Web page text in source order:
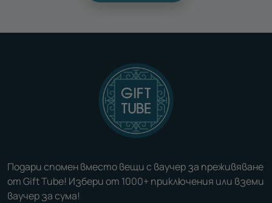
Подари спомен вместо вещи с ваучер за преживяване
от Gift Tube! Избери от 1000+ приключения или вземи
ваучер за сума!